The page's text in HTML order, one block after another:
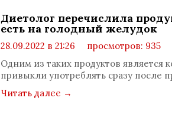
Диетолог перечислила
есть на голодный желудок
28.09.2022 в 21:26 просмотров: 935
Одним из таких продуктов является
привыкли употреблять сразу после
Читать далее →